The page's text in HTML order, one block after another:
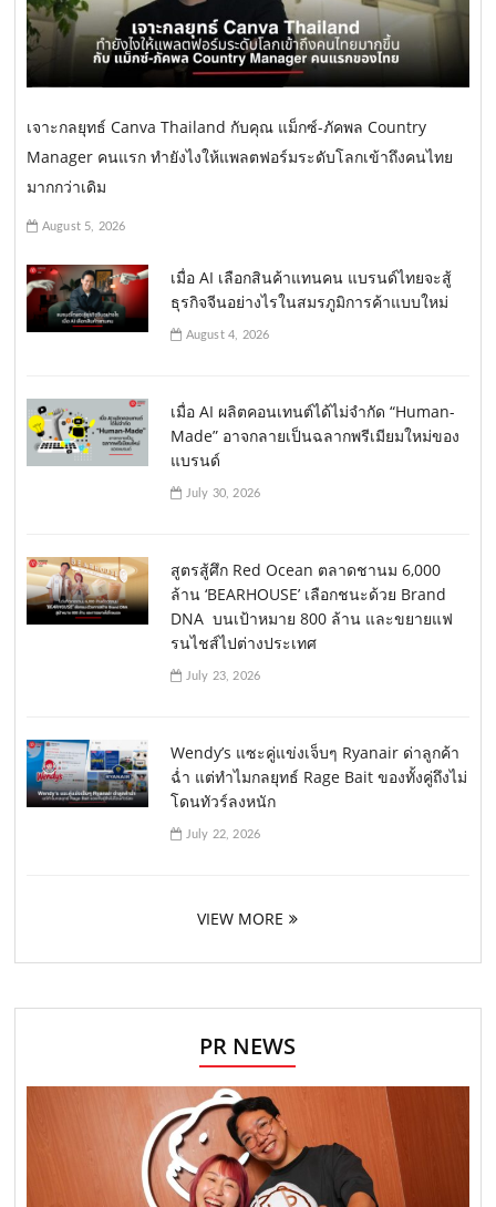
เจาะกลยุทธ์ Canva Thailand กับคุณ แม็กซ์-ภัคพล Country
Manager คนแรก ทำยังไงให้แพลตฟอร์มระดับโลกเข้าถึงคนไทย
มากกว่าเดิม
August 5, 2026
เมื่อ AI เลือกสินค้าแทนคน แบรนด์ไทยจะสู้
ธุรกิจจีนอย่างไรในสมรภูมิการค้าแบบใหม่
August 4, 2026
เมื่อ AI ผลิตคอนเทนต์ได้ไม่จำกัด “Human-
Made” อาจกลายเป็นฉลากพรีเมียมใหม่ของ
แบรนด์
July 30, 2026
สูตรสู้ศึก Red Ocean ตลาดชานม 6,000
ล้าน ‘BEARHOUSE’ เลือกชนะด้วย Brand
DNA บนเป้าหมาย 800 ล้าน และขยายแฟ
รนไชส์ไปต่างประเทศ
July 23, 2026
Wendy’s แซะคู่แข่งเจ็บๆ Ryanair ด่าลูกค้า
ฉ่ำ แต่ทำไมกลยุทธ์ Rage Bait ของทั้งคู่ถึงไม่
โดนทัวร์ลงหนัก
July 22, 2026
VIEW MORE
PR NEWS